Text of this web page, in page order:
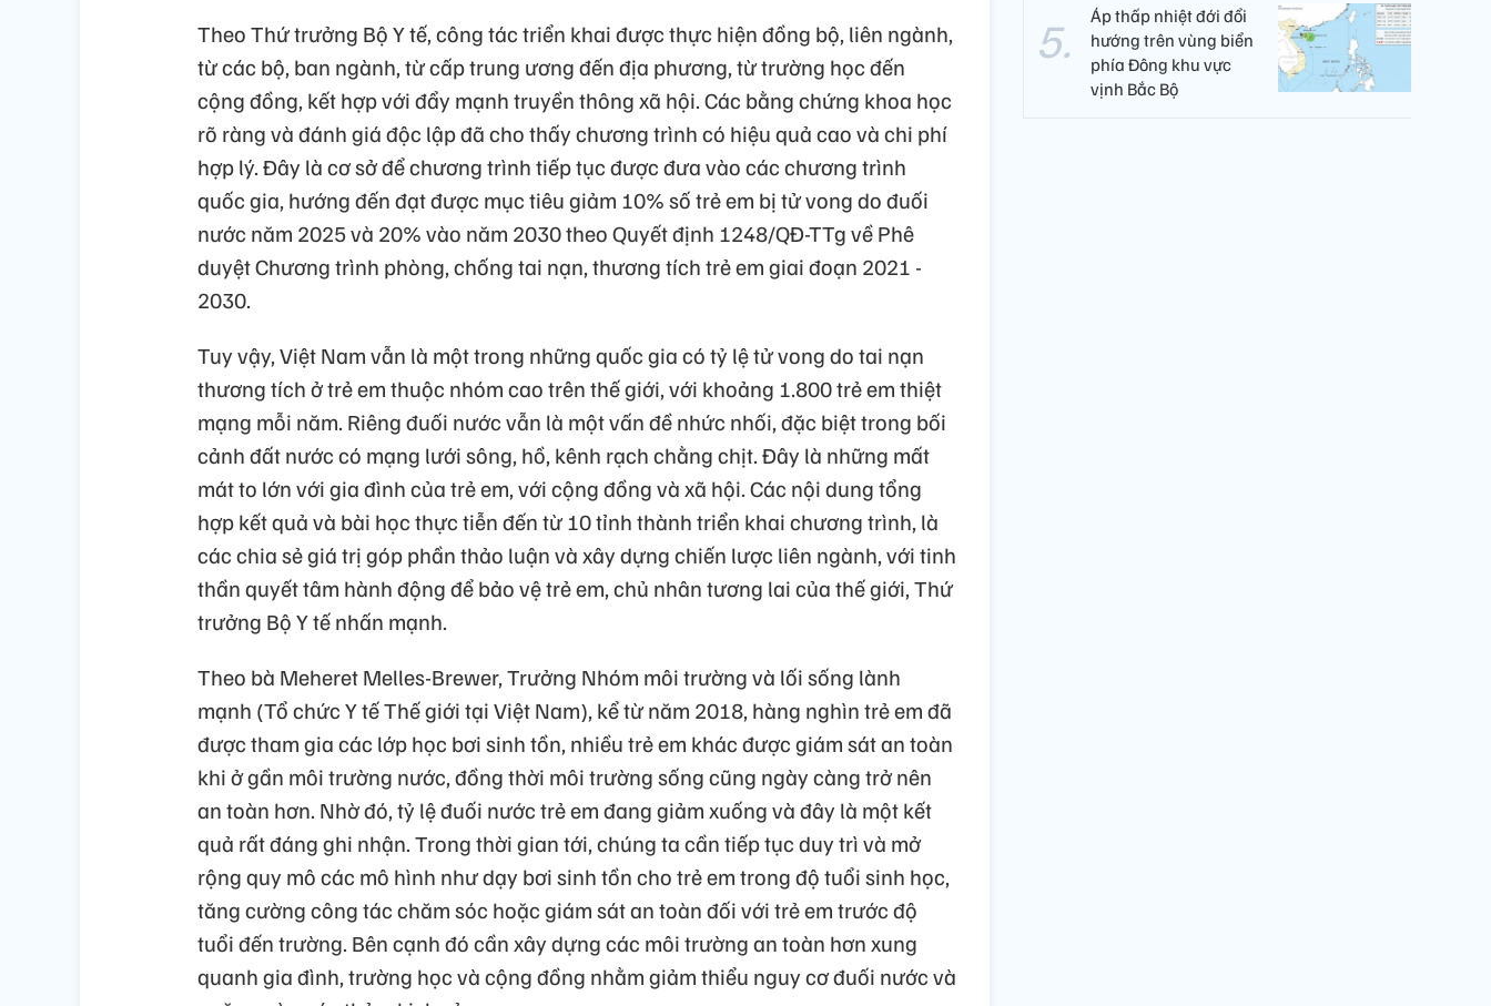
Theo Thứ trưởng Bộ Y tế, công tác triển khai được thực hiện đồng bộ, liên ngành,
từ các bộ, ban ngành, từ cấp trung ương đến địa phương, từ trường học đến
cộng đồng, kết hợp với đẩy mạnh truyền thông xã hội. Các bằng chứng khoa học
rõ ràng và đánh giá độc lập đã cho thấy chương trình có hiệu quả cao và chi phí
hợp lý. Đây là cơ sở để chương trình tiếp tục được đưa vào các chương trình
quốc gia, hướng đến đạt được mục tiêu giảm 10% số trẻ em bị tử vong do đuối
nước năm 2025 và 20% vào năm 2030 theo Quyết định 1248/QĐ-TTg về Phê
duyệt Chương trình phòng, chống tai nạn, thương tích trẻ em giai đoạn 2021 -
2030.
Tuy vậy, Việt Nam vẫn là một trong những quốc gia có tỷ lệ tử vong do tai nạn
thương tích ở trẻ em thuộc nhóm cao trên thế giới, với khoảng 1.800 trẻ em thiệt
mạng mỗi năm. Riêng đuối nước vẫn là một vấn đề nhức nhối, đặc biệt trong bối
cảnh đất nước có mạng lưới sông, hồ, kênh rạch chằng chịt. Đây là những mất
mát to lớn với gia đình của trẻ em, với cộng đồng và xã hội. Các nội dung tổng
hợp kết quả và bài học thực tiễn đến từ 10 tỉnh thành triển khai chương trình, là
các chia sẻ giá trị góp phần thảo luận và xây dựng chiến lược liên ngành, với tinh
thần quyết tâm hành động để bảo vệ trẻ em, chủ nhân tương lai của thế giới, Thứ
trưởng Bộ Y tế nhấn mạnh.
Theo bà Meheret Melles-Brewer, Trưởng Nhóm môi trường và lối sống lành
mạnh (Tổ chức Y tế Thế giới tại Việt Nam), kể từ năm 2018, hàng nghìn trẻ em đã
được tham gia các lớp học bơi sinh tồn, nhiều trẻ em khác được giám sát an toàn
khi ở gần môi trường nước, đồng thời môi trường sống cũng ngày càng trở nên
an toàn hơn. Nhờ đó, tỷ lệ đuối nước trẻ em đang giảm xuống và đây là một kết
quả rất đáng ghi nhận. Trong thời gian tới, chúng ta cần tiếp tục duy trì và mở
rộng quy mô các mô hình như dạy bơi sinh tồn cho trẻ em trong độ tuổi sinh học,
tăng cường công tác chăm sóc hoặc giám sát an toàn đối với trẻ em trước độ
tuổi đến trường. Bên cạnh đó cần xây dựng các môi trường an toàn hơn xung
quanh gia đình, trường học và cộng đồng nhằm giảm thiểu nguy cơ đuối nước và
Áp thấp nhiệt đới đổi
hướng trên vùng biển
phía Đông khu vực
vịnh Bắc Bộ